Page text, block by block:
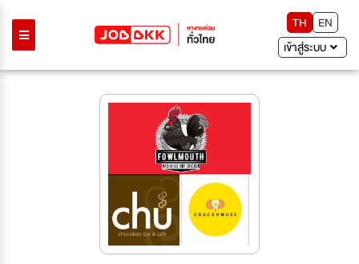
TH
EN
เข้าสู่ระบบ